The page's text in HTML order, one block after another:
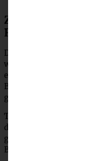
Zubereitung
Rezept für den
Das Brot in ca. 2 – 3
wenig Olivenöl und
einer Pfanne
Backblech geben und
goldbraun backen.
Tomaten achteln,
die Zwiebel in sehr
gemeinsam mit dem
Basilikum in Stücke